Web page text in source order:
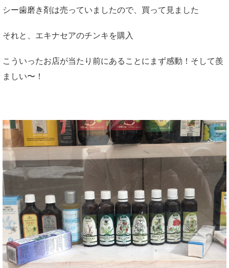
シー歯磨き剤は売っていましたので、買って見ました
それと、エキナセアのチンキを購入
こういったお店が当たり前にあることにまず感動！そして羨
ましい〜！